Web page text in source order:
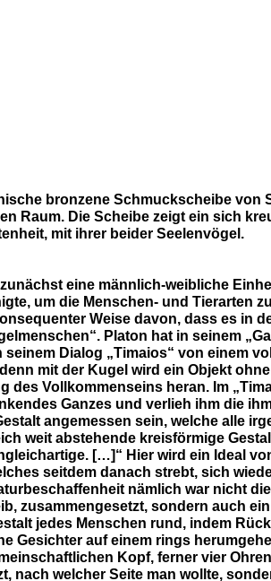
bronzene Schmuckscheibe von
Raum. Die Scheibe zeigt ein sich
mit ihrer beider Seelenvögel.
eine männlich-weibliche
um die Menschen- und Tierarten
Weise davon, dass es in
Platon hat in seinem
Dialog „Timaios“ von einem
mit der Kugel wird ein Objekt
Vollkommenseins heran. Im
Ganzes und verlieh ihm die
angemessen sein, welche alle
weit abstehende kreisförmige
[…]“ Hier wird ein Ideal
seitdem danach strebt, sich
nämlich war nicht
zusammengesetzt, sondern auch
jedes Menschen rund, indem
Gesichter auf einem rings
Kopf, ferner vier
welcher Seite man wollte,